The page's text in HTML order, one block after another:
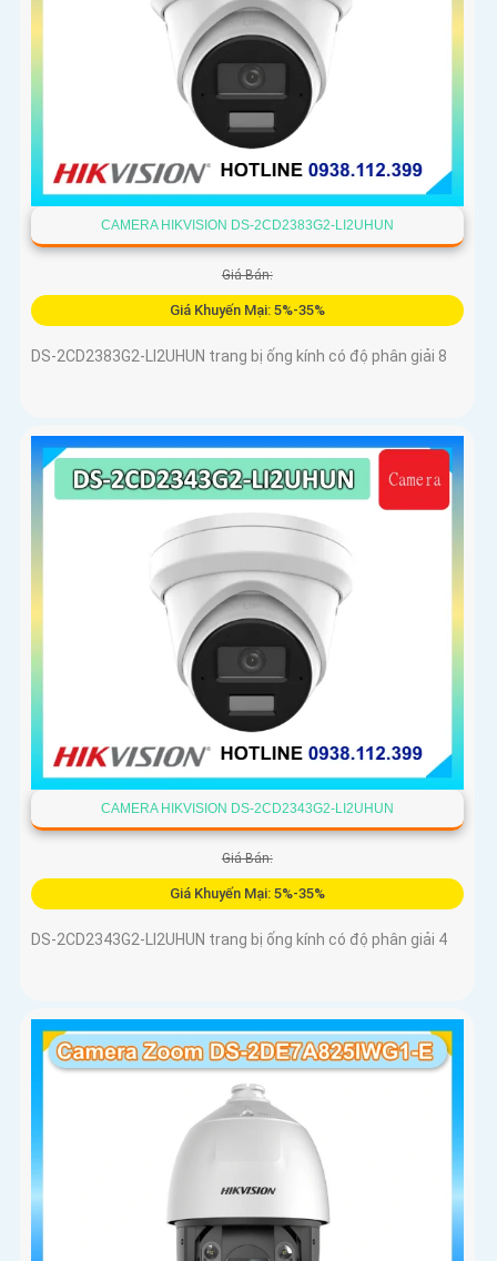
CAMERA HIKVISION DS-2CD2383G2-LI2UHUN
Giá Bán:
Giá Khuyến Mại: 5%-35%
DS-2CD2383G2-LI2UHUN trang bị ống kính có độ phân giải 8
CAMERA HIKVISION DS-2CD2343G2-LI2UHUN
Giá Bán:
Giá Khuyến Mại: 5%-35%
DS-2CD2343G2-LI2UHUN trang bị ống kính có độ phân giải 4